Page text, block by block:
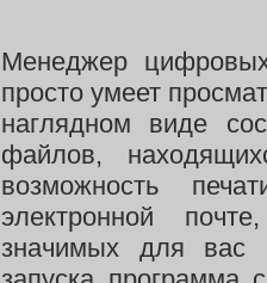
Менеджер
просто умеет
наглядном виде
файлов,
возможность
электронной
значимых для вас